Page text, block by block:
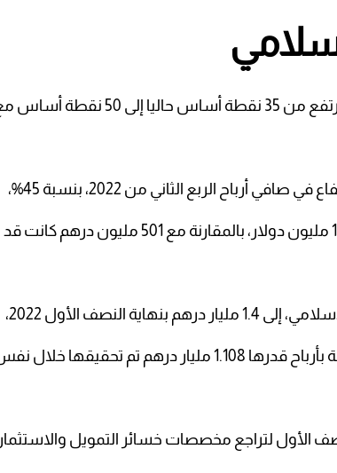
نقطة أساس مع
الربع الثاني من 2022، بنسبة 45%،
النصف الأول 2022،
الأول لتراجع مخصصات خسائر التمويل والاستثمار